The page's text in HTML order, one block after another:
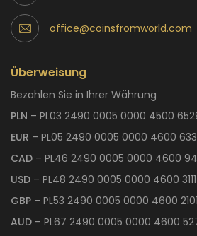
office@coinsfromworld.com
Überweisung
Bezahlen Sie in Ihrer Währung
PLN – PL03 2490 0005 0000 4500
EUR – PL05 2490 0005 0000 4600
CAD – PL46 2490 0005 0000 4600
USD – PL48 2490 0005 0000 4600
GBP – PL53 2490 0005 0000 4600 2101
AUD – PL67 2490 0005 0000 4600